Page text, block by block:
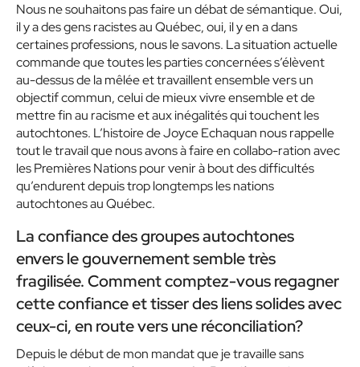
Nous ne souhaitons pas faire un débat de sémantique. Oui,
il y a des gens racistes au Québec, oui, il y en a dans
certaines professions, nous le savons. La situation actuelle
commande que toutes les parties concernées s’élèvent
au-dessus de la mêlée et travaillent ensemble vers un
objectif commun, celui de mieux vivre ensemble et de
mettre fin au racisme et aux inégalités qui touchent les
autochtones. L’histoire de Joyce Echaquan nous rappelle
tout le travail que nous avons à faire en collabo-ration avec
les Premières Nations pour venir à bout des difficultés
qu’endurent depuis trop longtemps les nations
autochtones au Québec.
La confiance des groupes autochtones
envers le gouvernement semble très
fragilisée. Comment comptez-vous regagner
cette confiance et tisser des liens solides avec
ceux-ci, en route vers une réconciliation?
Depuis le début de mon mandat que je travaille sans